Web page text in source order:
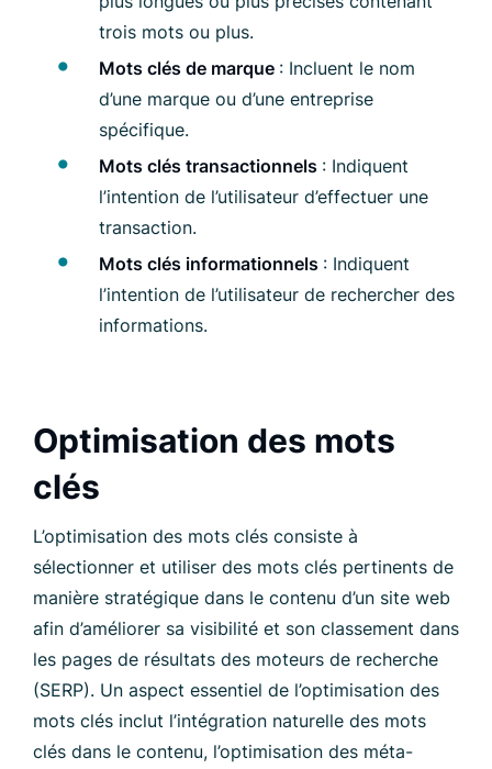
trois mots ou plus.
Mots clés de marque : Incluent le nom
d’une marque ou d’une entreprise
spécifique.
Mots clés transactionnels : Indiquent
l’intention de l’utilisateur d’effectuer une
transaction.
Mots clés informationnels : Indiquent
l’intention de l’utilisateur de rechercher des
informations.
Optimisation des mots
clés
L’optimisation des mots clés consiste à
sélectionner et utiliser des mots clés pertinents de
manière stratégique dans le contenu d’un site web
afin d’améliorer sa visibilité et son classement dans
les pages de résultats des moteurs de recherche
(SERP). Un aspect essentiel de l’optimisation des
mots clés inclut l’intégration naturelle des mots
clés dans le contenu, l’optimisation des méta-